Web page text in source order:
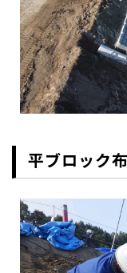
平ブロック